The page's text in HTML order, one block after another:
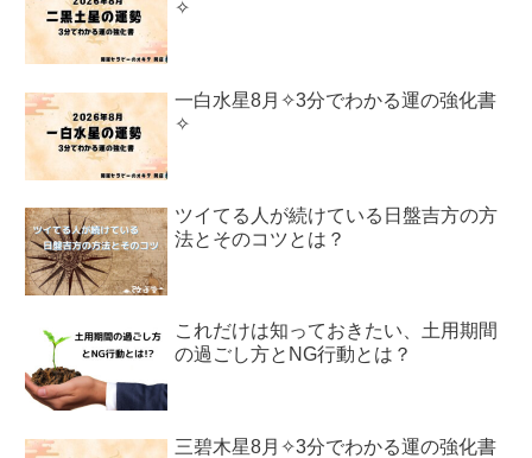
✧
一白水星8月✧3分でわかる運の強化書
✧
ツイてる人が続けている日盤吉方の方
法とそのコツとは？
これだけは知っておきたい、土用期間
の過ごし方とNG行動とは？
三碧木星8月✧3分でわかる運の強化書